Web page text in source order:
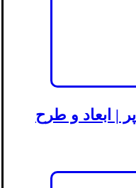
| ابعاد و طرح